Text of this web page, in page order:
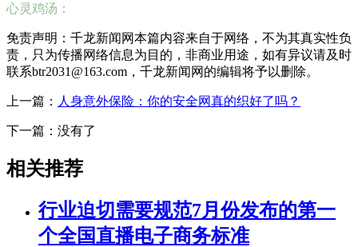
心灵鸡汤：
免责声明：千龙新闻网本篇内容来自于网络，不为其真实性负
责，只为传播网络信息为目的，非商业用途，如有异议请及时
联系btr2031@163.com，千龙新闻网的编辑将予以删除。
上一篇： 人身意外保险：你的安全网真的织好了吗？
下一篇：没有了
相关推荐
行业迫切需要规范7月份发布的第一
个全国直播电子商务标准